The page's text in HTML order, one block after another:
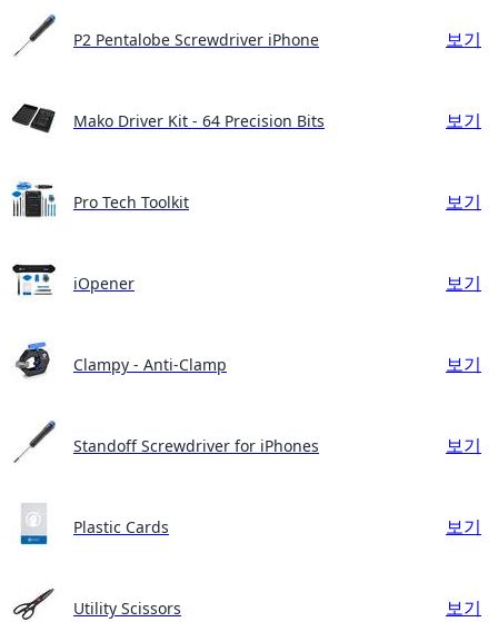
P2 Pentalobe Screwdriver iPhone 보기
Mako Driver Kit - 64 Precision Bits 보기
Pro Tech Toolkit 보기
iOpener 보기
Clampy - Anti-Clamp 보기
Standoff Screwdriver for iPhones 보기
Plastic Cards 보기
Utility Scissors 보기